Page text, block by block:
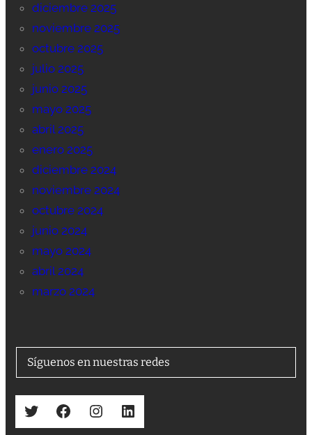
diciembre 2025
noviembre 2025
octubre 2025
julio 2025
junio 2025
mayo 2025
abril 2025
enero 2025
diciembre 2024
noviembre 2024
octubre 2024
junio 2024
mayo 2024
abril 2024
marzo 2024
Síguenos en nuestras redes
Twitter Facebook Instagram LinkedIn